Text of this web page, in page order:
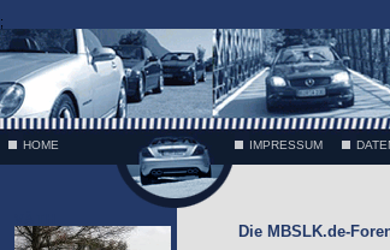
;
HOME IMPRESSUM
Die MBSLK.de-